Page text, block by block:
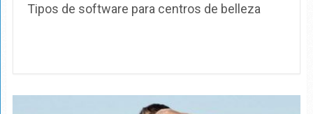
Tipos de software para centros de belleza